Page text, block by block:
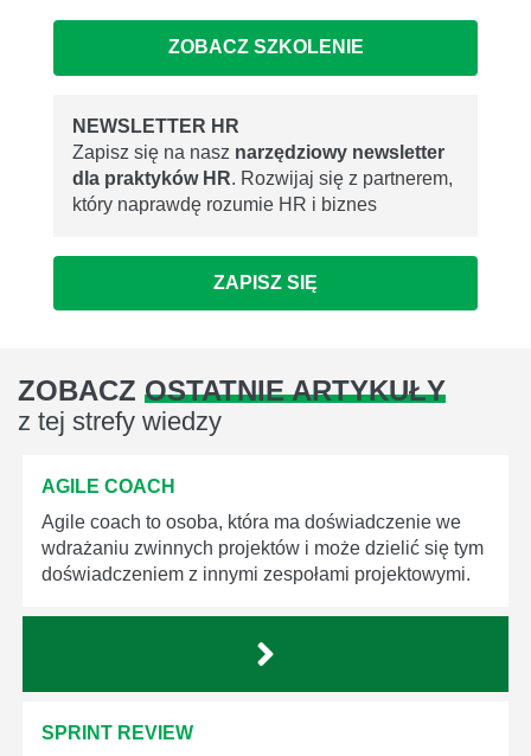
ZOBACZ SZKOLENIE
NEWSLETTER HR
Zapisz się na nasz narzędziowy newsletter
dla praktyków HR. Rozwijaj się z partnerem,
który naprawdę rozumie HR i biznes
ZAPISZ SIĘ
ZOBACZ OSTATNIE ARTYKUŁY
z tej strefy wiedzy
AGILE COACH
Agile coach to osoba, która ma doświadczenie we
wdrażaniu zwinnych projektów i może dzielić się tym
doświadczeniem z innymi zespołami projektowymi.
SPRINT REVIEW